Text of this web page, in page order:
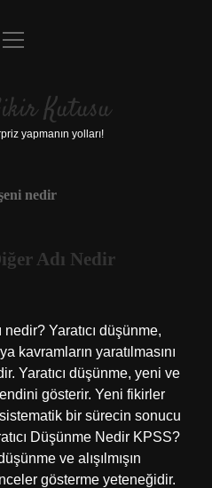
Uyarı
menüyü
Kutusu
yapmanın yolları!
nedir
Adı Nedir
nedir? Yaratıcı düşünme,
kavramların yaratılmasını
Yaratıcı düşünme, yeni ve
gösterir. Yeni fikirler
bir sürecin sonucu
Düşünme Nedir KPSS?
ve alışılmışın
gösterme yeteneğidir.